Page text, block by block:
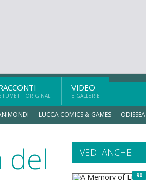
FUMETTI ORIGINALI
VIDEO
E GALLERIE
LUCCA COMICS & GAMES ODISSEA
del
VEDI ANCHE
90